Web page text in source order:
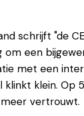
schrijft "de
om een
met een
klinkt klein.
vertrouwt.